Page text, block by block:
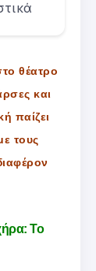
θέατρο
και
παίζει
τους
Το